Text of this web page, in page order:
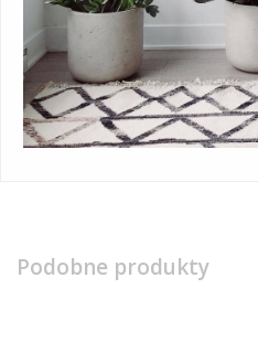
Podobne produkty